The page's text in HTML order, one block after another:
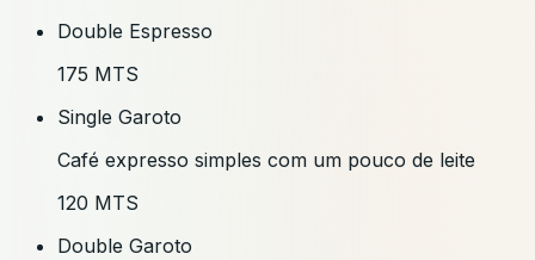
Double Espresso
175 MTS
Single Garoto
Café expresso simples com um pouco de leite
120 MTS
Double Garoto